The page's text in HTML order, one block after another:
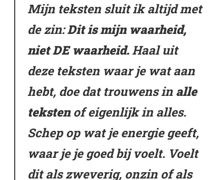
Mijn teksten sluit ik altijd met
de zin:Dit is mijn waarheid,
niet DE waarheid.Haal uit
deze teksten waar je wat aan
hebt, doe dat trouwens in alle
tekstenof eigenlijk in alles.
Schep op wat je energie geeft,
waar je je goed bij voelt. Voelt
dit als zweverig, onzin of als